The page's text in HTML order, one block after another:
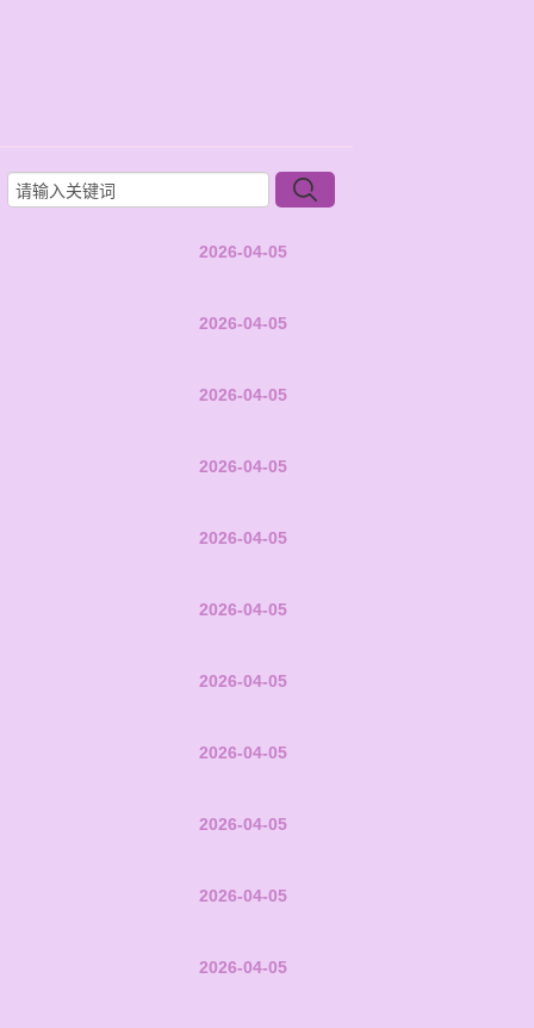
2026-04-05
2026-04-05
2026-04-05
2026-04-05
2026-04-05
2026-04-05
2026-04-05
2026-04-05
2026-04-05
2026-04-05
2026-04-05